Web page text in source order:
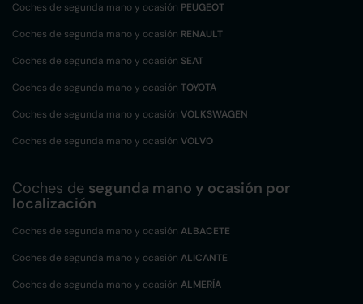
Coches de segunda mano y ocasión PEUGEOT
Coches de segunda mano y ocasión RENAULT
Coches de segunda mano y ocasión SEAT
Coches de segunda mano y ocasión TOYOTA
Coches de segunda mano y ocasión VOLKSWAGEN
Coches de segunda mano y ocasión VOLVO
Coches de segunda mano y ocasión por
localización
Coches de segunda mano y ocasión ALBACETE
Coches de segunda mano y ocasión ALICANTE
Coches de segunda mano y ocasión ALMERÍA